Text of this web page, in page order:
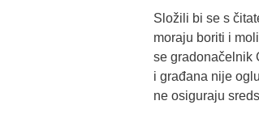
Složili bi se s
moraju boriti i
se gradonačelnik
i građana nije
ne osiguraju